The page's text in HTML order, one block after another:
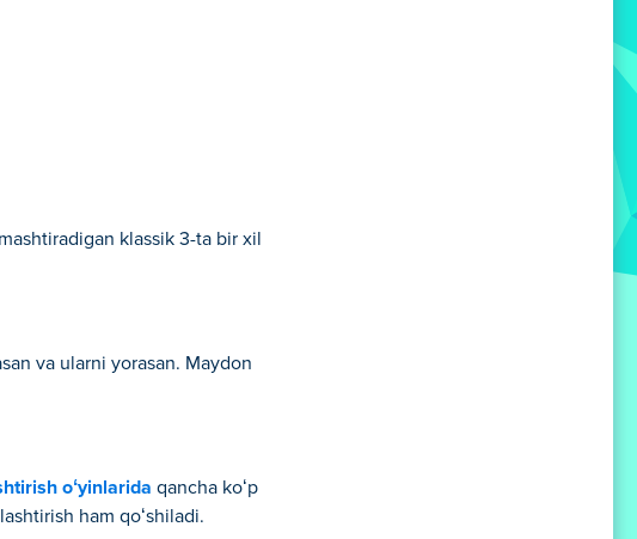
klassik 3-ta bir xil
va ularni yorasan. Maydon
oʻyinlarida qancha koʻp
ham qoʻshiladi.